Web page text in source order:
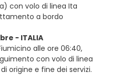
con volo di linea Ita
a bordo
- ITALIA
alle ore 06:40,
con volo di linea
origine e fine dei servizi.